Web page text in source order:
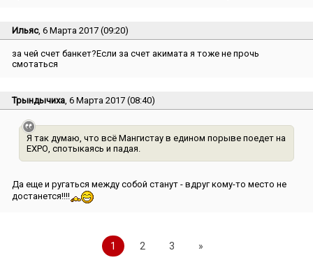
Ильяс, 6 Марта 2017 (09:20)
за чей счет банкет?Если за счет акимата я тоже не прочь
смотаться
Трындычиха , 6 Марта 2017 (08:40)
Я так думаю, что всё Мангистау в едином порыве поедет на
ЕХРО, спотыкаясь и падая.
Да еще и ругаться между собой станут - вдруг кому-то место не
достанется!!!!
1 2 3 »